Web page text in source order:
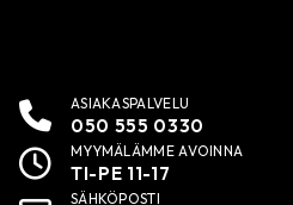
ASIAKASPALVELU
050 555 0330
MYYMÄLÄMME AVOINNA
TI-PE 11-17
SÄHKÖPOSTI